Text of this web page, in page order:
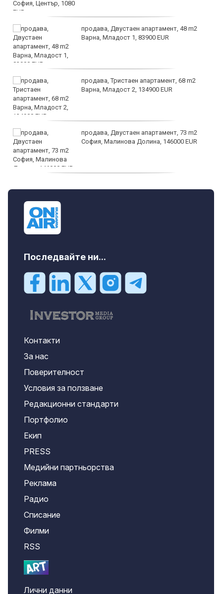
продава, Двустаен апартамент, 48 m2
Варна, Младост 1, 83900 EUR
продава, Тристаен апартамент, 68 m2
Варна, Младост 2, 134900 EUR
продава, Двустаен апартамент, 73 m2
София, Малинова Долина, 146000 EUR
Последвайте ни...
Контакти
За нас
Поверителност
Условия за ползване
Редакционни стандарти
Портфолио
Екип
PRESS
Медийни партньорства
Реклама
Радио
Списание
Филми
RSS
Лични данни